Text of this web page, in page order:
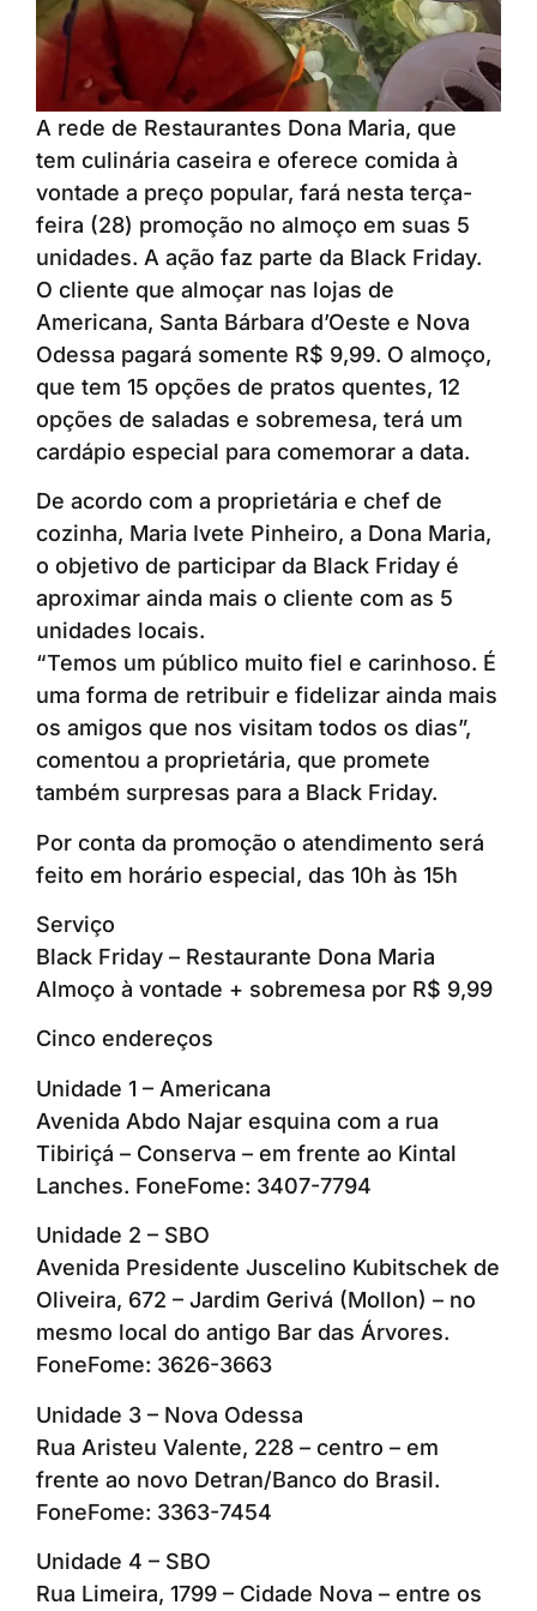
A rede de Restaurantes Dona Maria, que
tem culinária caseira e oferece comida à
vontade a preço popular, fará nesta terça-
feira (28) promoção no almoço em suas 5
unidades. A ação faz parte da Black Friday.
O cliente que almoçar nas lojas de
Americana, Santa Bárbara d’Oeste e Nova
Odessa pagará somente R$ 9,99. O almoço,
que tem 15 opções de pratos quentes, 12
opções de saladas e sobremesa, terá um
cardápio especial para comemorar a data.
De acordo com a proprietária e chef de
cozinha, Maria Ivete Pinheiro, a Dona Maria,
o objetivo de participar da Black Friday é
aproximar ainda mais o cliente com as 5
unidades locais.
“Temos um público muito fiel e carinhoso. É
uma forma de retribuir e fidelizar ainda mais
os amigos que nos visitam todos os dias”,
comentou a proprietária, que promete
também surpresas para a Black Friday.
Por conta da promoção o atendimento será
feito em horário especial, das 10h às 15h
Serviço
Black Friday – Restaurante Dona Maria
Almoço à vontade + sobremesa por R$ 9,99
Cinco endereços
Unidade 1 – Americana
Avenida Abdo Najar esquina com a rua
Tibiriçá – Conserva – em frente ao Kintal
Lanches. FoneFome: 3407-7794
Unidade 2 – SBO
Avenida Presidente Juscelino Kubitschek de
Oliveira, 672 – Jardim Gerivá (Mollon) – no
mesmo local do antigo Bar das Árvores.
FoneFome: 3626-3663
Unidade 3 – Nova Odessa
Rua Aristeu Valente, 228 – centro – em
frente ao novo Detran/Banco do Brasil.
FoneFome: 3363-7454
Unidade 4 – SBO
Rua Limeira, 1799 – Cidade Nova – entre os